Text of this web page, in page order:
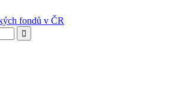
fondů v ČR